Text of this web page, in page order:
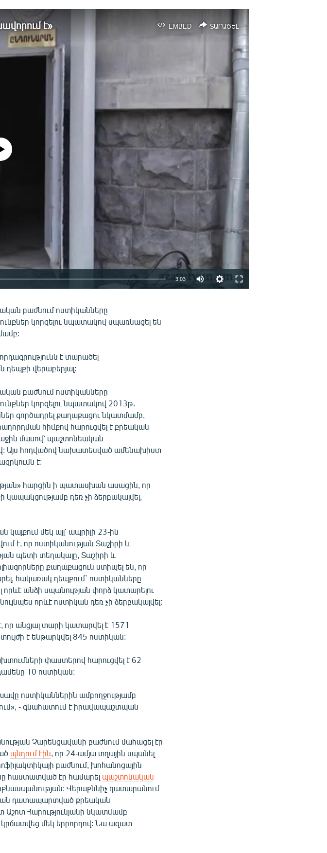
EMBED ՏԱՐԱԾԵԼ
է»
currently available
3:03
բաժնում ոստիկանները
կորզելու նպատակով սպառնացել են
է տարածել
դեպքի վերաբերյալ:
բաժնում ոստիկանները
կորզելու նպատակով 2013թ.
գործադրել քաղաքացու նկատմամբ,
հիմքով հարուցվել է քրեական
մասով՝ պաշտոնեական
Այս հոդվածով նախատեսված ամենախիստ
է:
հարցին ի պատասխան ասացին, որ
դեռ չի ձերբակալվել,
մեկ այլ՝ ապրիլի 23-ին
է, որ ոստիկանության Տաշիրի և
պետի տեղակալը, Տաշիրի և
քաղաքացուն ստիպել են, որ
հակառակ դեպքում` ոստիկանները
անձի սպանության փորձ կատարելու
որևէ ոստիկան դեռ չի ձերբակալվել:
որ անցյալ տարի կատարվել է 1571
է ենթարկվել 845 ոստիկան:
փաստերով հարուցվել է 62
10 ոստիկան:
ոստիկաններին ամբողջությամբ
- գնահատում է իրավապաշտպան
Չարենցավանի բաժնում մահացել էր
պնդում էին, որ 24-ամյա տղային սպանել
բաժնում, խոհանոցային
հաստատված էր համարել պաշտոնական
Վերաքննիչ դատարանում
դատապարտված քրեական
Հարությունյանի նկատմամբ
մեկ երրորդով: Նա ազատ